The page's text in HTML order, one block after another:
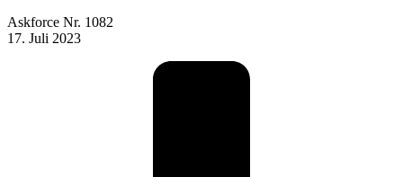
Askforce Nr. 1082
17. Juli 2023